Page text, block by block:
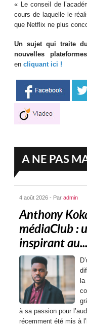
« Le conseil de
cours de laquelle le
que Netflix ne plus
Un sujet qui traite
nouvelles
en cliquant ici !
A NE PAS
4 août 2026 - Paradmin
Anthony
médiaClub :
inspirant au...
à sa passion pour
récemment été mis à